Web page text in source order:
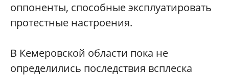
оппоненты, способные эксплуатировать
протестные настроения.
В Кемеровской области пока не
определились последствия всплеска